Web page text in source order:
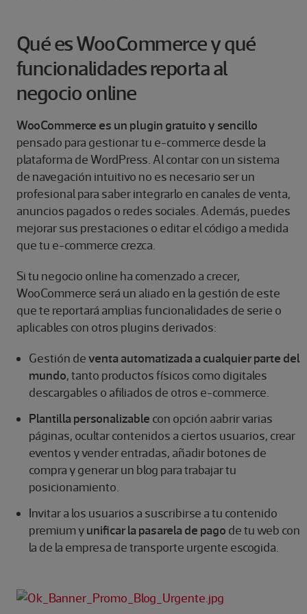
Qué es WooCommerce y qué
funcionalidades reporta al
negocio online
WooCommerce es un plugin gratuito y sencillo
pensado para gestionar tu e-commerce desde la
plataforma de WordPress. Al contar con un sistema
de navegación intuitivo no es necesario ser un
profesional para saber integrarlo en canales de venta,
anuncios pagados o redes sociales. Además, puedes
mejorar sus prestaciones o editar el código a medida
que tu e-commerce crezca.
Si tu negocio online ha comenzado a crecer,
WooCommerce será un aliado en la gestión de este
que te reportará amplias funcionalidades de serie o
aplicables con otros plugins derivados:
Gestión deventa automatizada a cualquier parte del
mundo, tanto productos físicos como digitales
descargables o afiliados de otros e-commerce.
Plantilla personalizable con opción aabrir varias
páginas, ocultar contenidos a ciertos usuarios, crear
eventos y vender entradas, añadir botones de
compra y generar un blog para trabajar tu
posicionamiento.
Invitar a los usuarios a suscribirse a tu contenido
premium yunificar la pasarela de pago de tu web con
la de la empresa de transporte urgente escogida.